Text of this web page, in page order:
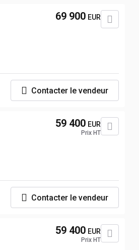
69 900 EUR
Contacter le vendeur
59 400 EUR
Prix HT
Contacter le vendeur
59 400 EUR
Prix HT